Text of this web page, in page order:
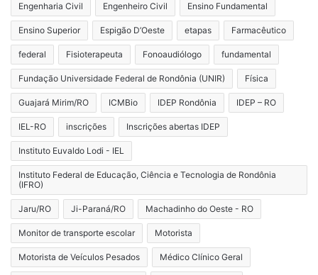
Engenharia Civil Engenheiro Civil Ensino Fundamental
Ensino Superior Espigão D’Oeste etapas Farmacêutico
federal Fisioterapeuta Fonoaudiólogo fundamental
Fundação Universidade Federal de Rondônia (UNIR) Física
Guajará Mirim/RO ICMBio IDEP Rondônia IDEP – RO
IEL-RO inscrições Inscrições abertas IDEP
Instituto Euvaldo Lodi - IEL
Instituto Federal de Educação, Ciência e Tecnologia de Rondônia
(IFRO)
Jaru/RO Ji-Paraná/RO Machadinho do Oeste - RO
Monitor de transporte escolar Motorista
Motorista de Veículos Pesados Médico Clínico Geral